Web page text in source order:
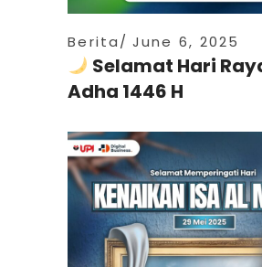
Berita June 6, 2025
Selamat Hari
Adha 1446 H